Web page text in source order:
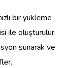
bir yükleme
ile oluşturulur.
sunarak ve